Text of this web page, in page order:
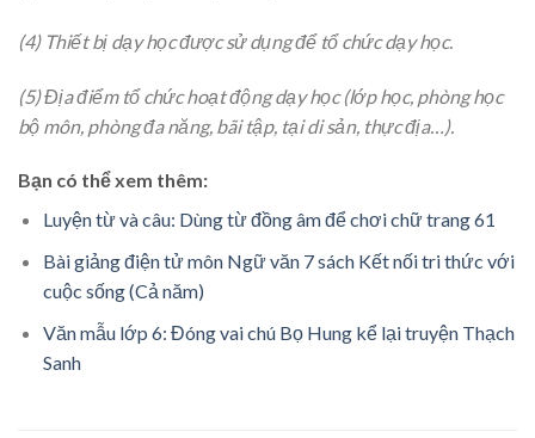
(4) Thiết bị dạy học được sử dụng để tổ chức dạy học.
(5) Địa điểm tổ chức hoạt động dạy học (lớp học, phòng học
bộ môn, phòng đa năng, bãi tập, tại di sản, thực địa…).
Bạn có thể xem thêm:
Luyện từ và câu: Dùng từ đồng âm để chơi chữ trang 61
Bài giảng điện tử môn Ngữ văn 7 sách Kết nối tri thức với
cuộc sống (Cả năm)
Văn mẫu lớp 6: Đóng vai chú Bọ Hung kể lại truyện Thạch
Sanh